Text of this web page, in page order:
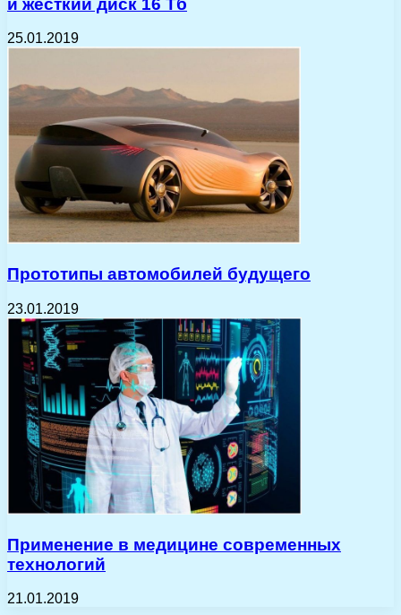
и жесткий диск 16 Тб
25.01.2019
Прототипы автомобилей будущего
23.01.2019
Применение в медицине современных
технологий
21.01.2019